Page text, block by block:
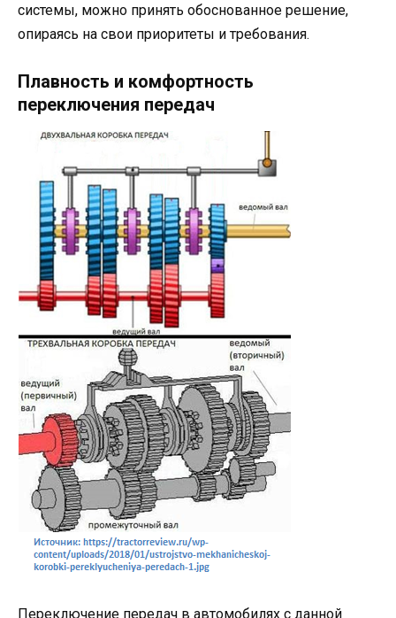
системы, можно принять обоснованное решение,
опираясь на свои приоритеты и требования.
Плавность и комфортность
переключения передач
Переключение передач в автомобилях с данной